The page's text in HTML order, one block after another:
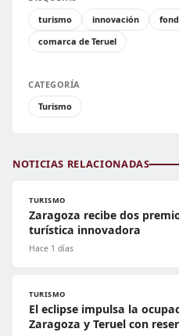
turismo
innovación
comarca de Teruel
CATEGORÍA
Turismo
NOTICIAS RELACIONADAS
TURISMO
Zaragoza recibe dos
turística innovadora
Hace 1 días
TURISMO
El eclipse impulsa la
Zaragoza y Teruel con